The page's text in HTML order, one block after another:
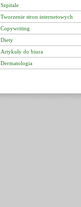
Szpitale
Tworzenie stron internetowych
Copywriting
Diety
Artykuły do biura
Dermatologia